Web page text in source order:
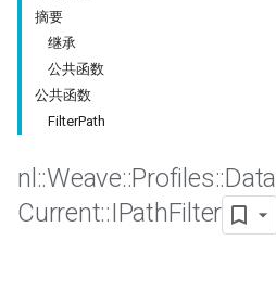
摘要
继承
公共函数
公共函数
FilterPath
nl ::Weave::Profiles::Data
Current::IPathFilter